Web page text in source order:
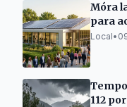
Móra
para
Local•
112